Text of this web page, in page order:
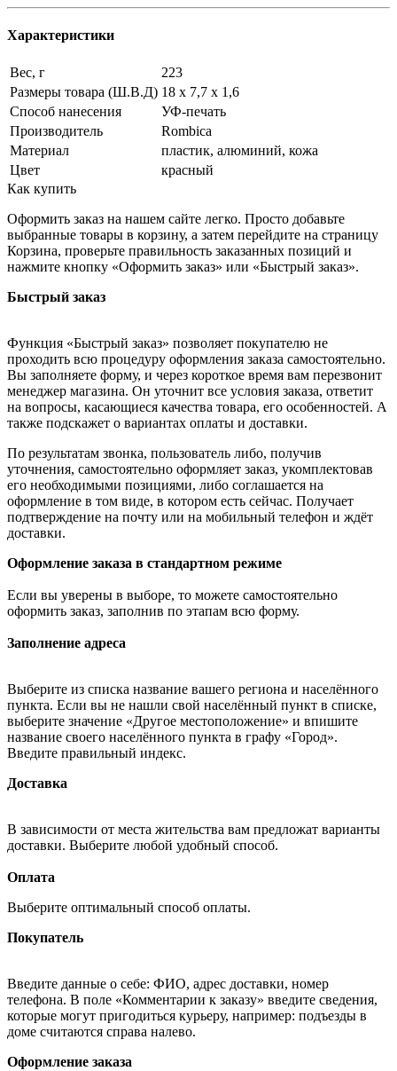
Характеристики
Вес, г
223
Размеры товара (Ш.В.Д) 18 х 7,7 х 1,6
Способ нанесения
УФ-печать
Производитель
Rombica
Материал
пластик, алюминий, кожа
Цвет
красный
Как купить
Оформить заказ на нашем сайте легко. Просто добавьте
выбранные товары в корзину, а затем перейдите на страницу
Корзина, проверьте правильность заказанных позиций и
нажмите кнопку «Оформить заказ» или «Быстрый заказ».
Быстрый заказ
Функция «Быстрый заказ» позволяет покупателю не
проходить всю процедуру оформления заказа самостоятельно.
Вы заполняете форму, и через короткое время вам перезвонит
менеджер магазина. Он уточнит все условия заказа, ответит
на вопросы, касающиеся качества товара, его особенностей. А
также подскажет о вариантах оплаты и доставки.
По результатам звонка, пользователь либо, получив
уточнения, самостоятельно оформляет заказ, укомплектовав
его необходимыми позициями, либо соглашается на
оформление в том виде, в котором есть сейчас. Получает
подтверждение на почту или на мобильный телефон и ждёт
доставки.
Оформление заказа в стандартном режиме
Если вы уверены в выборе, то можете самостоятельно
оформить заказ, заполнив по этапам всю форму.
Заполнение адреса
Выберите из списка название вашего региона и населённого
пункта. Если вы не нашли свой населённый пункт в списке,
выберите значение «Другое местоположение» и впишите
название своего населённого пункта в графу «Город».
Введите правильный индекс.
Доставка
В зависимости от места жительства вам предложат варианты
доставки. Выберите любой удобный способ.
Оплата
Выберите оптимальный способ оплаты.
Покупатель
Введите данные о себе: ФИО, адрес доставки, номер
телефона. В поле «Комментарии к заказу» введите сведения,
которые могут пригодиться курьеру, например: подъезды в
доме считаются справа налево.
Оформление заказа